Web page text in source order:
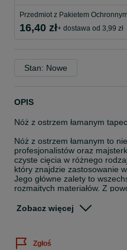
Przedmiot z Pakietem
16,40 zł+ dostawa od 3,99 zł
Stan: Nowe
OPIS
Nóż z ostrzem łamanym
Nóż z ostrzem łamanym to
profesjonalistów oraz
czyste cięcia w różnego
który znajdzie zastosowanie
Jego główne zalety to
rozmaitych materiałów. Z
kartonowo-gipsowe, tkaniny
dostosowania długości ostrza
Zobacz więcej
Zgłoś